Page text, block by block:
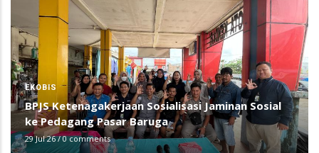
EKOBIS
BPJS Ketenagakerjaan Sosialisasi Jaminan Sosial
ke Pedagang Pasar Baruga
29 Jul 26/0 comments